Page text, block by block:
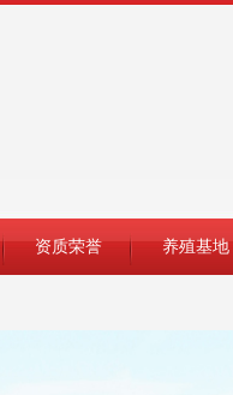
资质荣誉 养殖基地